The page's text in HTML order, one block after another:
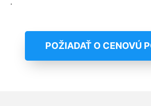
POŽIADAŤ O CENOVÚ